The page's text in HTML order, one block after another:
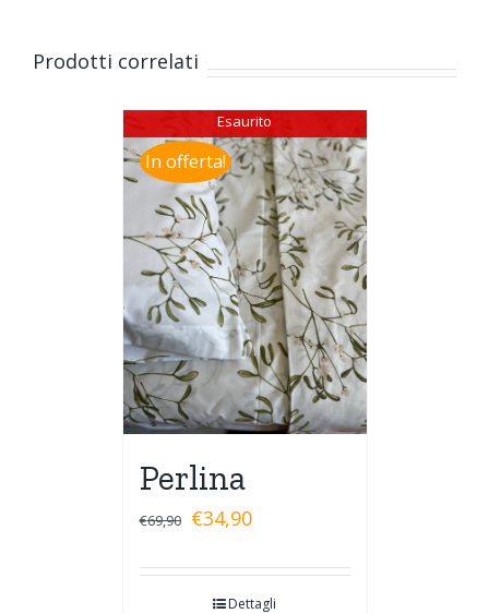
Prodotti correlati
In offerta!
Esaurito
Perlina
€69,90 €34,90
Dettagli